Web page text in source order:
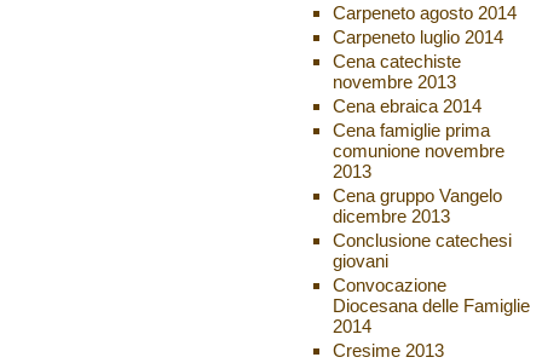
Carpeneto agosto 2014
Carpeneto luglio 2014
Cena catechiste
novembre 2013
Cena ebraica 2014
Cena famiglie prima
comunione novembre
2013
Cena gruppo Vangelo
dicembre 2013
Conclusione catechesi
giovani
Convocazione
Diocesana delle Famiglie
2014
Cresime 2013